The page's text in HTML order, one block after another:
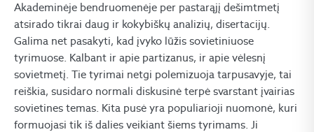
Akademinėje bendruomenėje per pastarąjį dešimtmetį
atsirado tikrai daug ir kokybiškų analizių, disertacijų.
Galima net pasakyti, kad įvyko lūžis sovietiniuose
tyrimuose. Kalbant ir apie partizanus, ir apie vėlesnį
sovietmetį. Tie tyrimai netgi polemizuoja tarpusavyje, tai
reiškia, susidaro normali diskusinė terpė svarstant įvairias
sovietines temas. Kita pusė yra populiarioji nuomonė, kuri
formuojasi tik iš dalies veikiant šiems tyrimams. Ji